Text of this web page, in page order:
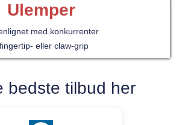
Ulemper
med konkurrenter
eller claw-grip
bedste tilbud her